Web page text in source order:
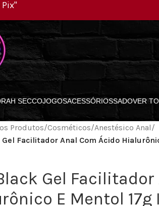
SECCOJOGOSACESSÓRIOSSADOVER
Produtos/Cosméticos/Anestésico Anal/
Facilitador Anal Com Ácido
Gel
E Mentol